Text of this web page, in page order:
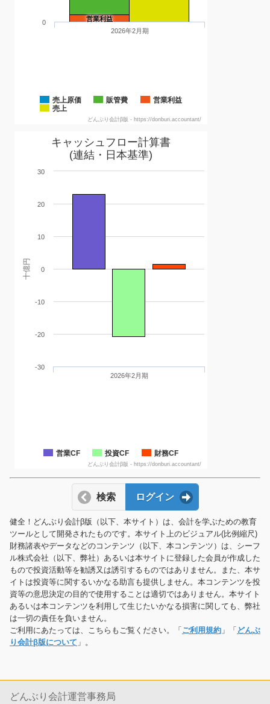
営業利益
売上原価 販管費
営業利益
売上
2026年2月期
0
どんぶり会計β版 - https://donburi.accountant/
十億円
キャッシュフロー計算書
(連結・日本基準)
営業CF 投資CF 財務CF
2026年2月期
-30
-20
-10
0
10
20
30
どんぶり会計β版 - https://donburi.accountant/
検索 ログイン
健全！どんぶり会計β版（以下、本サイト）は、会計を学ぶための教育
ツールとして開発されたものです。本サイト上のビジュアル(比例縮尺)
財務諸表やデータなどのコンテンツ（以下、本コンテンツ）は、シーフ
ル株式会社（以下、弊社）あるいは本サイトに登録した会員が作成した
もので投資活動等を勧誘又は誘引するものではありません。また、本サ
イトは投資等に関するいかなる助言も提供しません。本コンテンツを投
資等の意思決定の目的で使用することは適切ではありません。本サイト
あるいは本コンテンツを利用して生じたいかなる損害に関しても、弊社
は一切の責任を負いません。
ご利用にあたっては、こちらもご覧ください。「 ご利用規約 」「 どんぶ
り会計β版について 」。
どんぶり会計運営事務局